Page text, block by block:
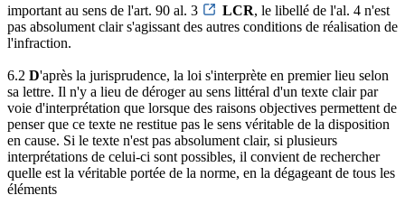
important au sens de l'art. 90 al. 3
LCR, le libellé de l'al. 4 n'est
pas absolument clair s'agissant des autres conditions de réalisation de
l'infraction.
6.2 D'après la jurisprudence, la loi s'interprète en premier lieu selon
sa lettre. Il n'y a lieu de déroger au sens littéral d'un texte clair par
voie d'interprétation que lorsque des raisons objectives permettent de
penser que ce texte ne restitue pas le sens véritable de la disposition
en cause. Si le texte n'est pas absolument clair, si plusieurs
interprétations de celui-ci sont possibles, il convient de rechercher
quelle est la véritable portée de la norme, en la dégageant de tous les
éléments